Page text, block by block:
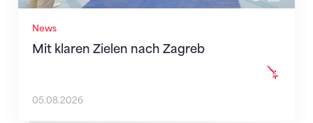
News
Mit klaren Zielen nach Zagreb
05.08.2026